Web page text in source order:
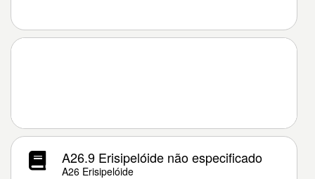
A26.9 Erisipelóide não especificado
A26 Erisipelóide